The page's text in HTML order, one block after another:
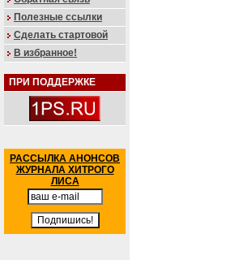
Полезные ссылки
Сделать стартовой
В избранное!
ПРИ ПОДДЕРЖКЕ
РАССЫЛКА АНОНСОВ
ЖУРНАЛА ХИТРОГО
ЛИСА